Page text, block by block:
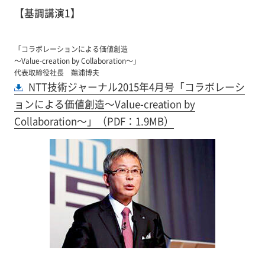
【基調講演1】
「コラボレーションによる価値創造
～Value-creation by Collaboration～」
代表取締役社長 鵜浦博夫
NTT技術ジャーナル2015年4月号「コラボレーシ
ョンによる価値創造～Value-creation by
Collaboration～」（PDF：1.9MB）